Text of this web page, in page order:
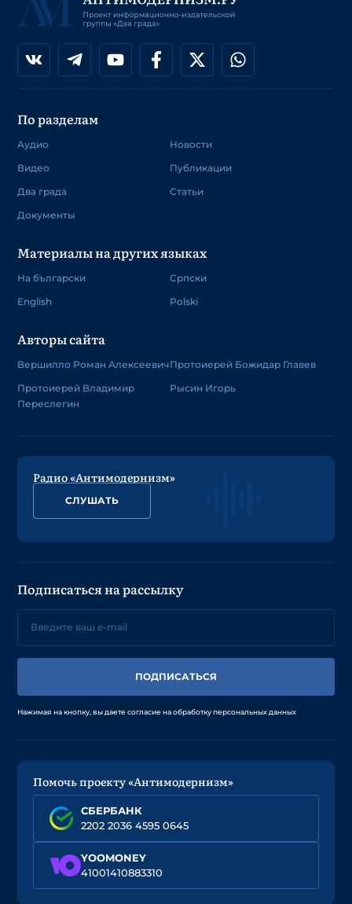
По разделам
Аудио
Видео
Два града
Документы
Новости
Публикации
Статьи
Материалы на других языках
На български
English
Српски
Polski
Авторы сайта
Вершилло Роман Алексеевич
Протоиерей Владимир
Переслегин
Протоиерей Божидар Главев
Рысин Игорь
Радио «Антимодернизм»
СЛУШАТЬ
Подписаться на рассылку
ПОДПИСАТЬСЯ
Нажимая на кнопку, вы даете согласие на обработку персональных данных
Помочь проекту «Антимодернизм»
СБЕРБАНК
2202 2036 4595 0645
YOOMONEY
41001410883310